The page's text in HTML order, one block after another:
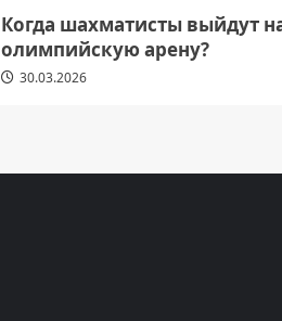
Когда шахматисты выйдут
олимпийскую арену?
30.03.2026